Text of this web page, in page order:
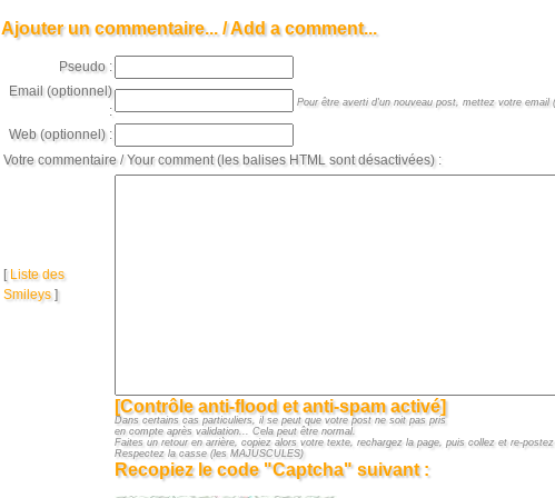
Ajouter un commentaire... / Add a comment...
Pseudo :
Email (optionnel)
:
Pour être averti d'un nouveau post, mettez votre email
Web (optionnel) :
Votre commentaire / Your comment (les balises HTML sont désactivées) :
[ Liste des
Smileys]
[Contrôle anti-flood et anti-spam activé]
Dans certains cas particuliers, il se peut que votre post ne soit pas pris
en compte après validation... Cela peut être normal.
Faites un retour en arrière, copiez alors votre texte, rechargez la page, puis collez et re-
Respectez la casse (les MAJUSCULES)
Recopiez le code "Captcha" suivant :